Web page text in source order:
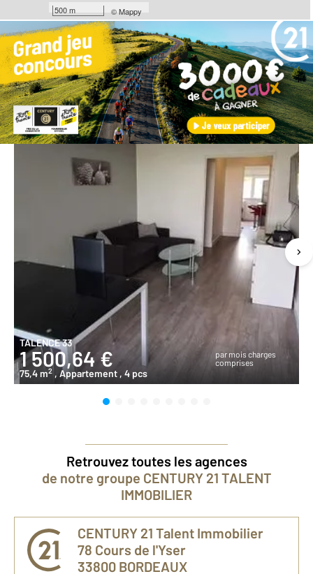
500 m ©Mappy
Les coups de coeur
de nos agences
Exclusivité
TALENCE 33
1 500,64 €
par mois charges
comprises
75,4 m2 , Appartement , 4 pcs
Retrouvez toutes les agences
de notre groupe CENTURY 21 TALENT
IMMOBILIER
CENTURY 21 Talent Immobilier
78 Cours de l'Yser
33800 BORDEAUX